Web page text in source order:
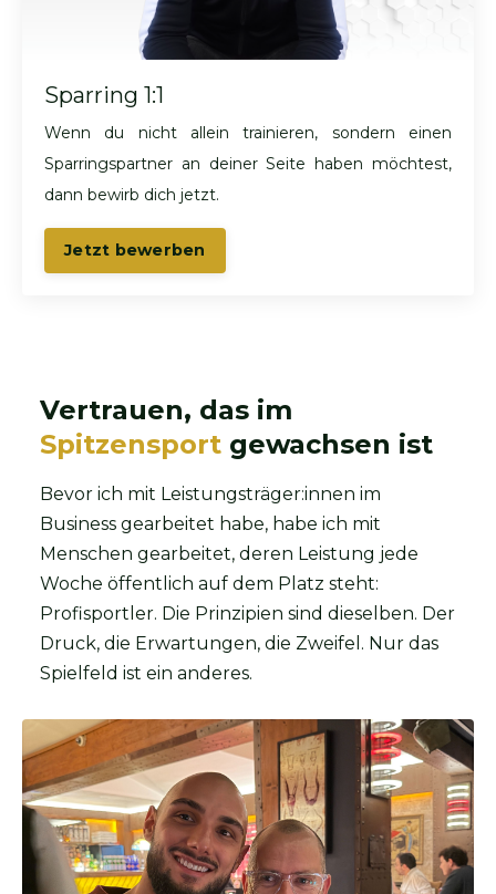
Sparring 1:1
Wenn du nicht allein trainieren, sondern einen
Sparringspartner an deiner Seite haben möchtest,
dann bewirb dich jetzt.
Jetzt bewerben
Vertrauen, das im
Spitzensport gewachsen ist
Bevor ich mit Leistungsträger:innen im
Business gearbeitet habe, habe ich mit
Menschen gearbeitet, deren Leistung jede
Woche öffentlich auf dem Platz steht:
Profisportler. Die Prinzipien sind dieselben. Der
Druck, die Erwartungen, die Zweifel. Nur das
Spielfeld ist ein anderes.